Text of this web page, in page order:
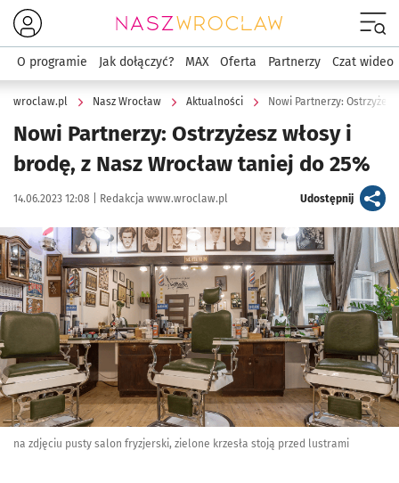
O programie Jak dołączyć? MAX Oferta Partnerzy Czat wideo
wroclaw.pl Nasz Wrocław Aktualności Nowi Partnerzy:
Nowi Partnerzy: Ostrzyżesz włosy i
brodę, z Nasz Wrocław taniej do 25%
Data publikacji:
14.06.2023 12:08 | Autor:
Redakcja www.wroclaw.pl Udostępnijartykuł
Kliknij, aby powiększyć
na zdjęciu pusty salon fryzjerski, zielone krzesła stoją przed lustrami